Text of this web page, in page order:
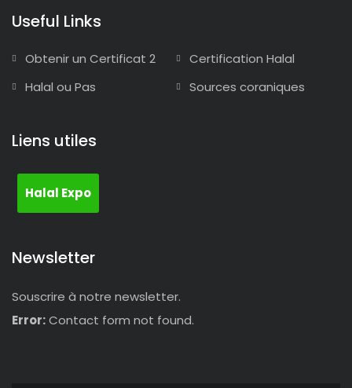
Useful Links
Obtenir un Certificat 2
Certification Halal
Halal ou Pas
Sources coraniques
Liens utiles
Halal Expo
Newsletter
Souscrire à notre newsletter.
Error:Contact form not found.